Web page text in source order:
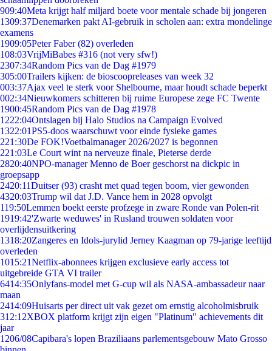
909:40Meta krijgt half miljard boete voor mentale schade bij jongeren
1309:37Denemarken pakt AI-gebruik in scholen aan: extra mondelinge
examens
1909:05Peter Faber (82) overleden
108:03VrijMiBabes #316 (not very sfw!)
2307:34Random Pics van de Dag #1979
305:00Trailers kijken: de bioscoopreleases van week 32
003:37Ajax veel te sterk voor Shelbourne, maar houdt schade beperkt
002:34Nieuwkomers schitteren bij ruime Europese zege FC Twente
1900:45Random Pics van de Dag #1978
1222:04Ontslagen bij Halo Studios na Campaign Evolved
1322:01PS5-doos waarschuwt voor einde fysieke games
221:30De FOK!Voetbalmanager 2026/2027 is begonnen
221:03Le Court wint na nerveuze finale, Pieterse derde
2820:40NPO-manager Menno de Boer geschorst na dickpic in
groepsapp
2420:11Duitser (93) crasht met quad tegen boom, vier gewonden
4320:03Trump wil dat J.D. Vance hem in 2028 opvolgt
119:50Lemmen boekt eerste profzege in zware Ronde van Polen-rit
1919:42'Zwarte weduwes' in Rusland trouwen soldaten voor
overlijdensuitkering
1318:20Zangeres en Idols-jurylid Jerney Kaagman op 79-jarige leeftijd
overleden
1015:21Netflix-abonnees krijgen exclusieve early access tot
uitgebreide GTA VI trailer
6414:35Onlyfans-model met G-cup wil als NASA-ambassadeur naar
maan
2414:09Huisarts per direct uit vak gezet om ernstig alcoholmisbruik
312:12XBOX platform krijgt zijn eigen "Platinum" achievements dit
jaar
1206/08Capibara's lopen Braziliaans parlementsgebouw Mato Grosso